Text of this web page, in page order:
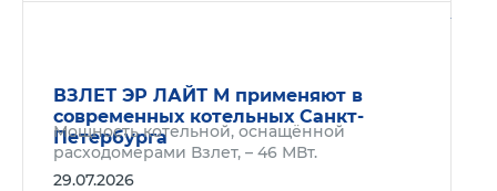
ВЗЛЕТ ЭР ЛАЙТ М применяют в
современных котельных Санкт-
Петербурга
Мощность котельной, оснащённой
расходомерами Взлет, – 46 МВт.
29.07.2026